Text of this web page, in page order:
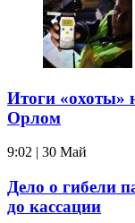
Итоги «охоты»
Орлом
9:02 | 30 Май
Дело о гибели
до кассации